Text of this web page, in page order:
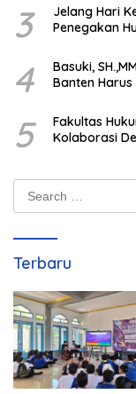
3
Jelang Hari
Penegakan
4
Basuki,
Banten
5
Fakultas
Kolaborasi
Terbaru